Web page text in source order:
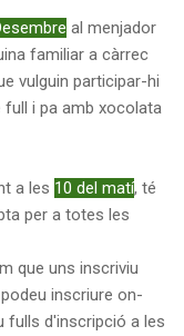
al menjador
familiar a càrrec
vulguin participar-hi
i pa amb xocolata
a les 10 del matí, té
per a totes les
que uns inscriviu
inscriure on-
fulls d'inscripció a les